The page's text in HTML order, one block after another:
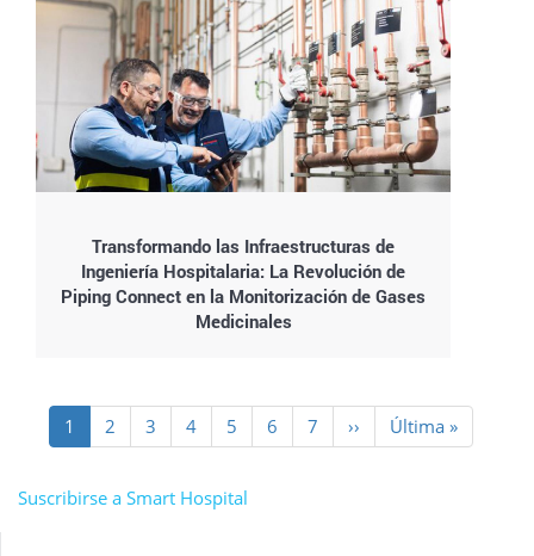
Transformando las Infraestructuras de
Ingeniería Hospitalaria: La Revolución de
Piping Connect en la Monitorización de Gases
Medicinales
Paginación
Página
actual
1 Page
2 Page
3 Page
4 Page
5 Page
6 Page
7
Siguiente
página
››
Última
página
Última »
Suscribirse a Smart Hospital